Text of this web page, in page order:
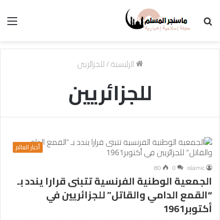
الرئيسية/للجزائريين
للجزائريين
أخبار العالم
islamic
0
80
الجمعية الوطنية الفرنسية تتبنى قرارا يندد بـ
“القمع الدامي والقاتل” للجزائريين في
أكتوبر1961